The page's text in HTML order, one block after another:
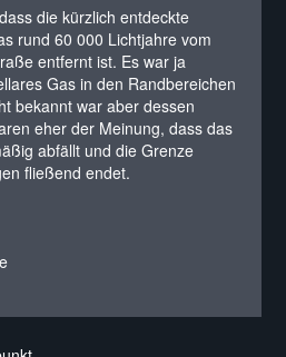
die kürzlich entdeckte
rund 60 000 Lichtjahre vom
entfernt ist. Es war ja
Gas in den Randbereichen
bekannt war aber dessen
eher der Meinung, dass das
abfällt und die Grenze
fließend endet.